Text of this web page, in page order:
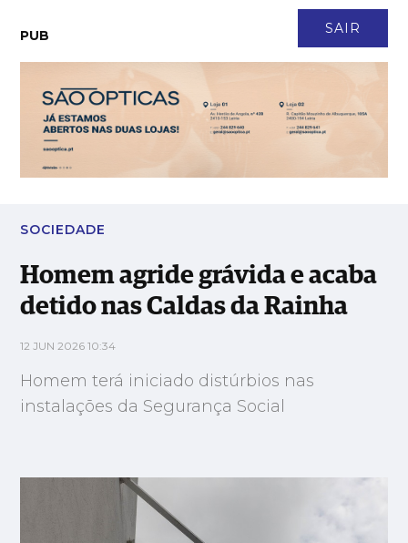
SAIR
PUB
Homem agride grávida e acaba detido nas Caldas da Rainha
SOCIEDADE
Homem agride grávida e acaba
detido nas Caldas da Rainha
12 JUN 2026 10:34
Homem terá iniciado distúrbios nas
instalações da Segurança Social